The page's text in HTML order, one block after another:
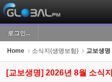
로그인...
Home 소식지(생명보험) 교보생명
[교보생명] 2026년 8월 소식지
Sketchbook5,